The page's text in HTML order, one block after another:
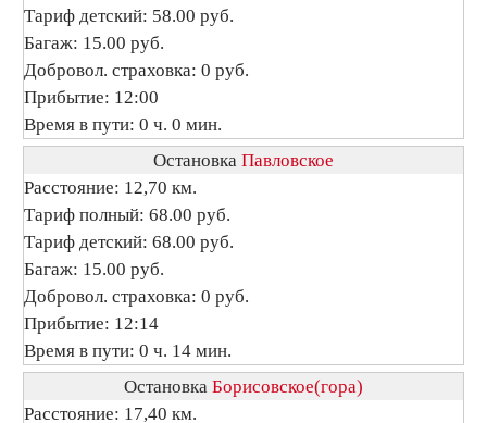
Тариф детский: 58.00 руб.
Багаж: 15.00 руб.
Добровол. страховка: 0 руб.
Прибытие: 12:00
Время в пути: 0 ч. 0 мин.
Остановка Павловское
Расстояние: 12,70 км.
Тариф полный: 68.00 руб.
Тариф детский: 68.00 руб.
Багаж: 15.00 руб.
Добровол. страховка: 0 руб.
Прибытие: 12:14
Время в пути: 0 ч. 14 мин.
Остановка Борисовское(гора)
Расстояние: 17,40 км.